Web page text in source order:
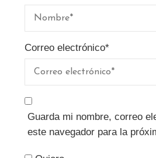
Correo electrónico*
Guarda mi nombre, correo
este navegador para la